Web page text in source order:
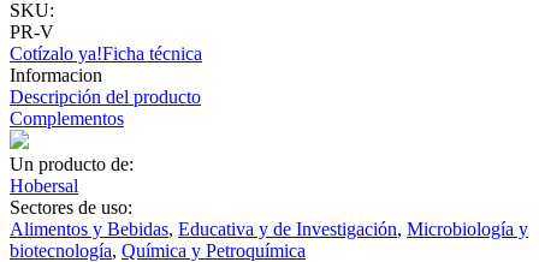
SKU:
PR-V
Cotízalo ya!Ficha técnica
Informacion
Descripción del producto
Complementos
Un producto de:
Hobersal
Sectores de uso:
Alimentos y Bebidas, Educativa y de Investigación, Microbiología y
biotecnología, Química y Petroquímica